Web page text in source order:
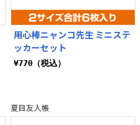
用心棒ニャンコ先生 ミニステ
ッカーセット
¥770（税込）
夏目友人帳